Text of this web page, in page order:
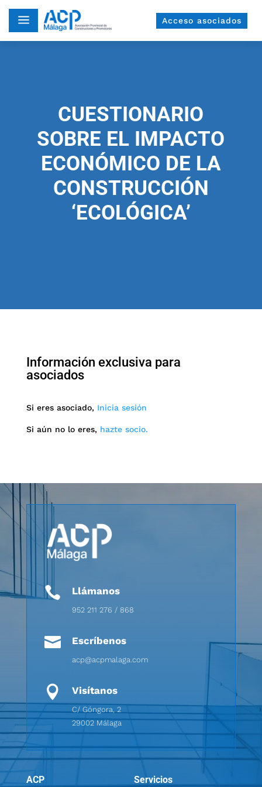
a Acceso asociados
CUESTIONARIO
SOBRE EL IMPACTO
ECONÓMICO DE LA
CONSTRUCCIÓN
‘ECOLÓGICA’
Información exclusiva para
asociados
Si eres asociado, Inicia sesión
Si aún no lo eres, hazte socio.
 Llámanos
952 211 276 / 868
 Escríbenos
acp@acpmalaga.com
 Visítanos
C/ Góngora, 2
29002 Málaga
ACP Servicios